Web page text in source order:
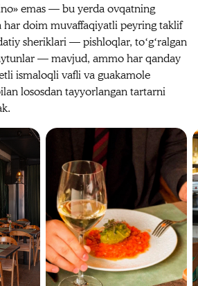
emas — bu yerda ovqatning
har doim muvaffaqiyatli peyring taklif
sheriklari — pishloqlar, toʻgʻralgan
— mavjud, ammo har qanday
ismaloqli vafli va guakamole
lososdan tayyorlangan tartarni